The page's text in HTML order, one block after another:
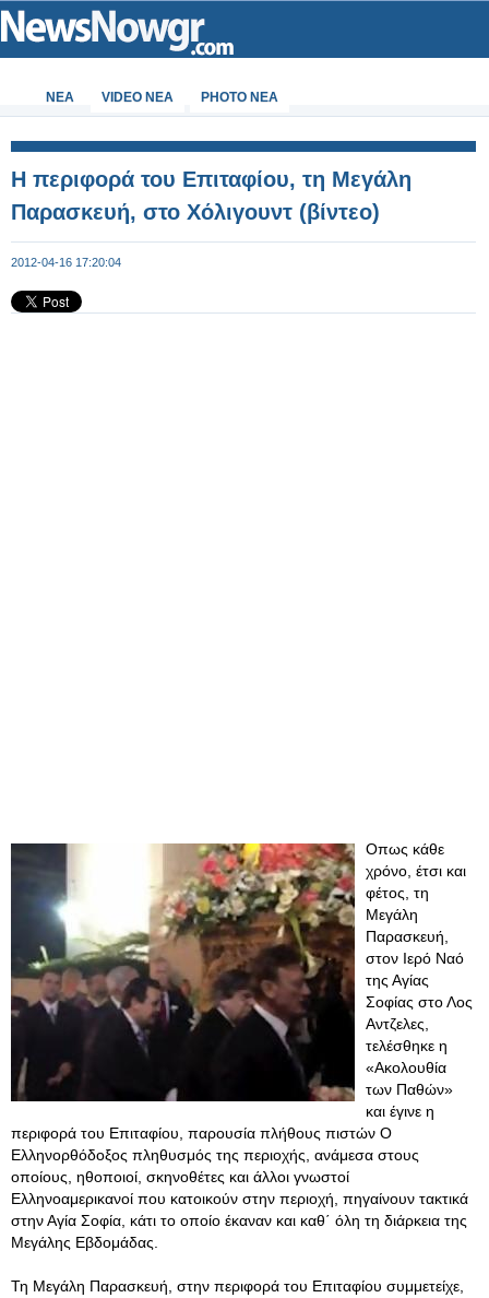
ΝΕΑ VIDEO NEA PHOTO NEA
Η περιφορά του Επιταφίου, τη Μεγάλη
Παρασκευή, στο Χόλιγουντ (βίντεο)
2012-04-16 17:20:04
Οπως κάθε
χρόνο, έτσι και
φέτος, τη
Μεγάλη
Παρασκευή,
στον Ιερό Ναό
της Αγίας
Σοφίας στο Λος
Αντζελες,
τελέσθηκε η
«Ακολουθία
των Παθών»
και έγινε η
περιφορά του Επιταφίου, παρουσία πλήθους πιστών Ο
Ελληνορθόδοξος πληθυσμός της περιοχής, ανάμεσα στους
οποίους, ηθοποιοί, σκηνοθέτες και άλλοι γνωστοί
Ελληνοαμερικανοί που κατοικούν στην περιοχή, πηγαίνουν τακτικά
στην Αγία Σοφία, κάτι το οποίο έκαναν και καθ΄ όλη τη διάρκεια της
Μεγάλης Εβδομάδας.
Τη Μεγάλη Παρασκευή, στην περιφορά του Επιταφίου συμμετείχε,